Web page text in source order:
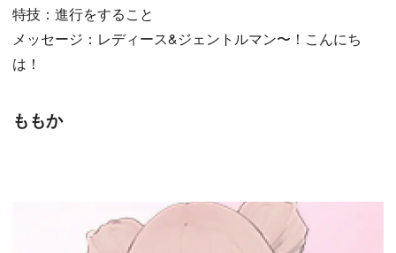
特技：進行をすること
メッセージ：レディース&ジェントルマン〜！こんにち
は！
ももか